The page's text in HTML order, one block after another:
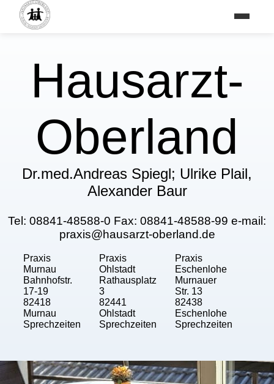
Hausarzt-
Oberland
Dr.med.Andreas Spiegl; Ulrike Plail,
Alexander Baur
Tel: 08841-48588-0 Fax: 08841-48588-99 e-mail:
praxis@hausarzt-oberland.de
Praxis
Murnau
Bahnhofstr.
17-19
82418
Murnau
Sprechzeiten
Praxis
Ohlstadt
Rathausplatz
3
82441
Ohlstadt
Sprechzeiten
Praxis
Eschenlohe
Murnauer
Str. 13
82438
Eschenlohe
Sprechzeiten